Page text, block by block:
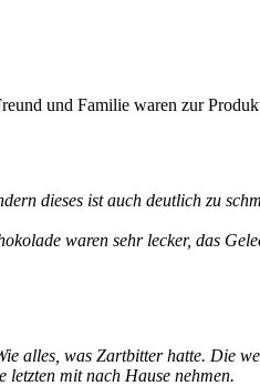
und Familie waren zur
dieses ist auch deutlich zu
waren sehr lecker, das
alles, was Zartbitter hatte. Die
mit nach Hause nehmen.